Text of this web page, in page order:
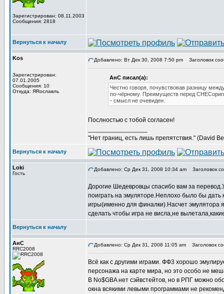
Зарегистрирован: 08.11.2003
Сообщения: 2818
Вернуться к началу
Kos
Зарегистрирован:
07.01.2005
Сообщения: 10
Откуда: ЯRославль
Добавлено: Вт Дек 30, 2008 7:50 pm Заголовок
АнС писал(а):
Честно говоря, почувствовав разницу
по-чёрному. Преимуществ перед
- смысл не очевиден.
Послностью с тобой согласен!
"Нет границ, есть лишь препятствия." (David
Вернуться к началу
Loki
Гость
Добавлено: Ср Дек 31, 2008 10:34 am Заголовок
Дорогие Шедевровцы спасибо вам за
поиграть на эмуляторе.Неплохо было бы дать
игры(именно для финалки).Насчет эмулятора
сделать чтобы игра не висла,не
Вернуться к началу
АнС
RRC2008
Добавлено: Ср Дек 31, 2008 11:05 am Заголовок
Всё как с другими играми. ФФ3 хорошо
персонажа на карте мира, но это особо не
В No$GBA нет сэйвстейтов, но в РПГ можно
окна всякими левыми программами не